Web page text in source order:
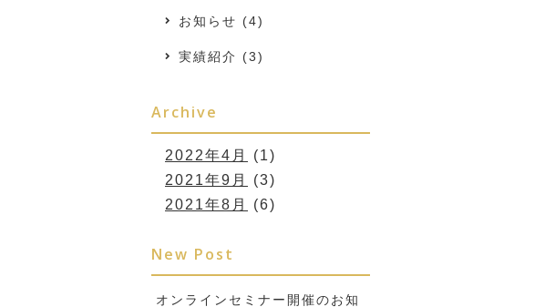
お知らせ (4)
実績紹介 (3)
Archive
2022年4月
(1)
2021年9月
(3)
2021年8月
(6)
New Post
オンラインセミナー開催のお知